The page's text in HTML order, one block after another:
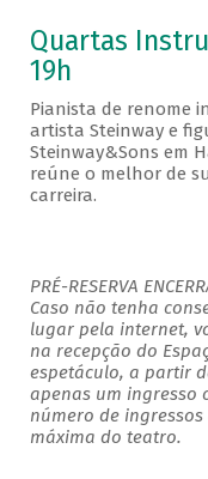
Quartas
19h
Pianista de renome
artista Steinway e
Steinway&Sons em
reúne o melhor de
carreira.
PRÉ-RESERVA
Caso não tenha
lugar pela internet,
na recepção do
espetáculo, a partir
apenas um ingresso
número de
máxima do teatro.